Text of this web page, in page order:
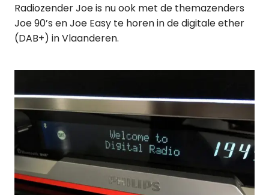
Radiozender Joe is nu ook met de themazenders
Joe 90’s en Joe Easy te horen in de digitale ether
(DAB+) in Vlaanderen.